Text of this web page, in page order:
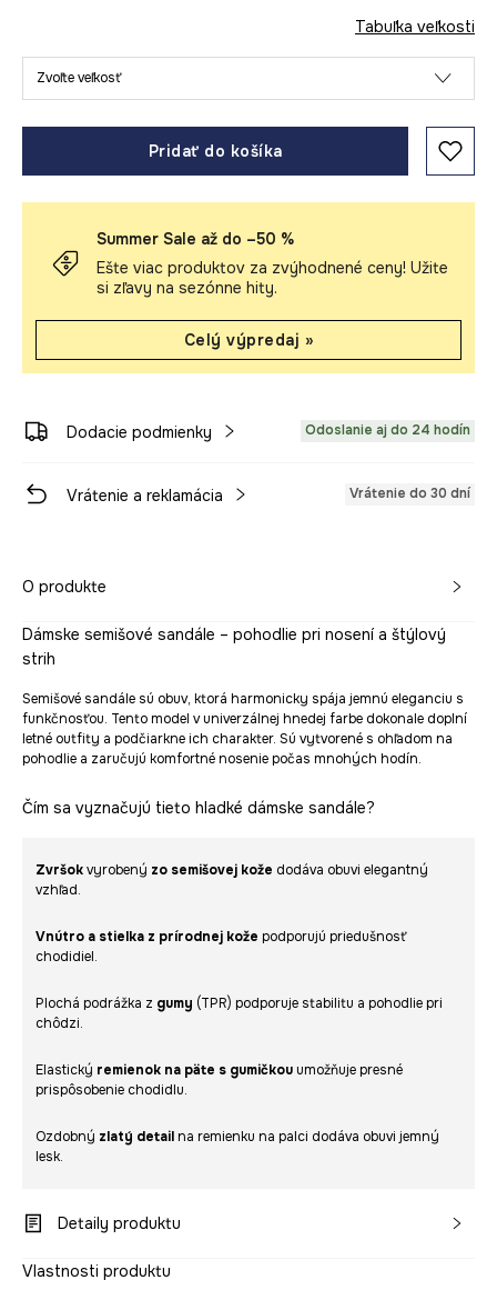
Tabuľka veľkosti
Zvoľte veľkosť
Pridať do košíka
Summer Sale až do –50 %
Ešte viac produktov za zvýhodnené ceny! Užite
si zľavy na sezónne hity.
Celý výpredaj »
Dodacie podmienky Odoslanie aj do 24 hodín
Vrátenie a reklamácia Vrátenie do 30 dní
O produkte
Dámske semišové sandále – pohodlie pri nosení a štýlový
strih
Semišové sandále sú obuv, ktorá harmonicky spája jemnú eleganciu s
funkčnosťou. Tento model v univerzálnej hnedej farbe dokonale doplní
letné outfity a podčiarkne ich charakter. Sú vytvorené s ohľadom na
pohodlie a zaručujú komfortné nosenie počas mnohých hodín.
Čím sa vyznačujú tieto hladké dámske sandále?
Zvršokvyrobený zo semišovej kože dodáva obuvi elegantný
vzhľad.
Vnútro a stielka z prírodnej kože podporujú priedušnosť
chodidiel.
Plochá podrážka z gumy (TPR) podporuje stabilitu a pohodlie pri
chôdzi.
Elastický remienok na päte s gumičkou umožňuje presné
prispôsobenie chodidlu.
Ozdobný zlatý detail na remienku na palci dodáva obuvi jemný
lesk.
Detaily produktu
Vlastnosti produktu